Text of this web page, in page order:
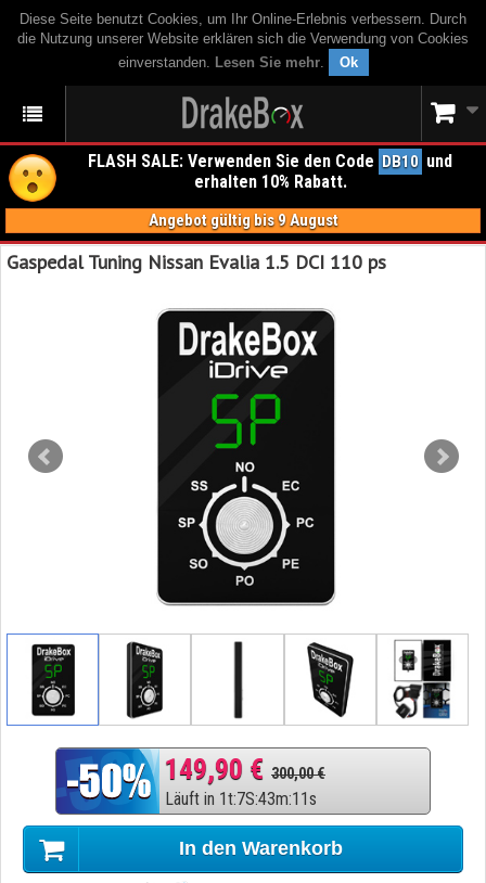
Diese Seite benutzt Cookies, um Ihr Online-Erlebnis verbessern. Durch
die Nutzung unserer Website erklären sich die Verwendung von Cookies
einverstanden. Lesen Sie mehr. Ok
FLASH SALE: Verwenden Sie den Code DB10 und
erhalten 10% Rabatt.
Angebot gültig bis 9 August
Gaspedal Tuning Nissan Evalia 1.5 DCI 110 ps
149,90 € 300,00 €
Läuft in 1t:7S:43m:10s
In den Warenkorb